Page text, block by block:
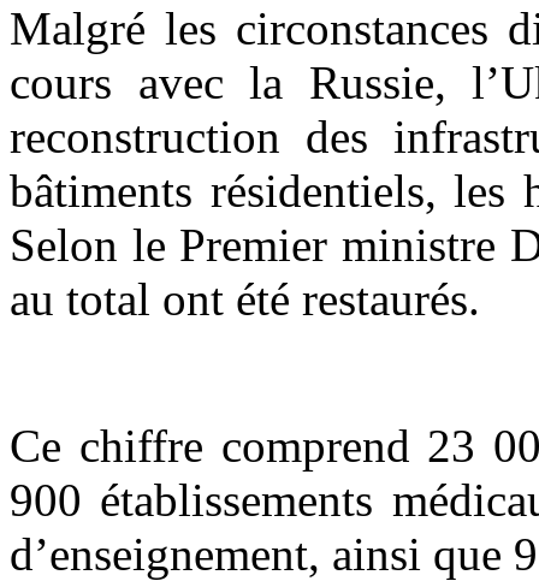
Malgré les circonstances
cours avec la Russie,
reconstruction des
bâtiments résidentiels, les
Selon le Premier ministre
au total ont été restaurés.
Ce chiffre comprend 23
900 établissements
d’enseignement, ainsi que